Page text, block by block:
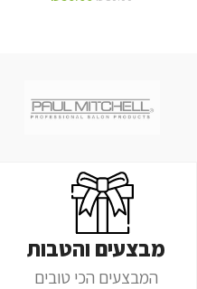
מבצעים והטבות
המבצעים הכי טובים